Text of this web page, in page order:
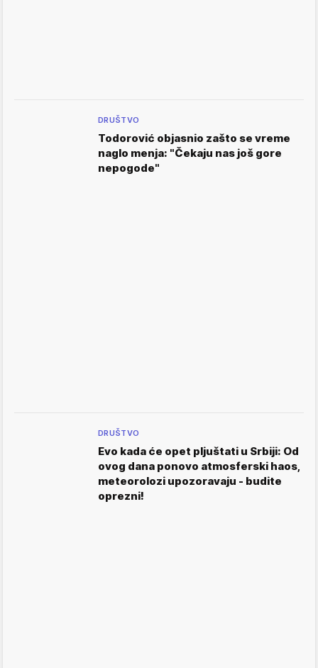
DRUŠTVO
Todorović objasnio zašto se vreme
naglo menja: "Čekaju nas još gore
nepogode"
DRUŠTVO
Evo kada će opet pljuštati u Srbiji: Od
ovog dana ponovo atmosferski haos,
meteorolozi upozoravaju - budite
oprezni!